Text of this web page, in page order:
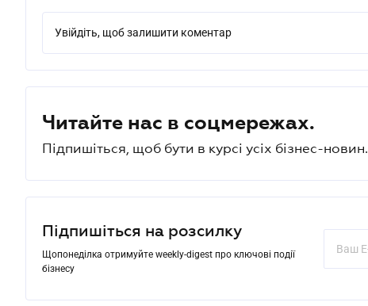
Увійдіть, щоб залишити коментар
Читайте нас в соцмережах.
Підпишіться, щоб бути в курсі усіх бізнес-новин.
Підпишіться на розсилку
Щопонеділка отримуйте weekly-digest про ключові події
бізнесу